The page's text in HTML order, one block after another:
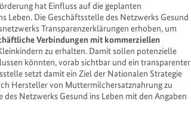
hat Einfluss auf die geplanten
Leben. Die Geschäftsstelle des Netzwerks Gesund
Transparenzerklärungen erhoben, um
Verbindungen mit kommerziellen
zu erhalten. Damit sollen potenzielle
könnten, vorab sichtbar und ein transparenter
setzt damit ein Ziel der Nationalen Strategie
Hersteller von Muttermilchersatznahrung zu
Netzwerks Gesund ins Leben mit den Angaben